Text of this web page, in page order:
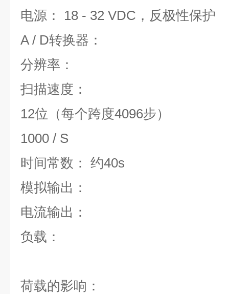
电源： 18 - 32 VDC，反极性保护
A / D转换器：
分辨率：
扫描速度：
12位（每个跨度4096步）
1000 / S
时间常数： 约40s
模拟输出：
电流输出：
负载：
荷载的影响：